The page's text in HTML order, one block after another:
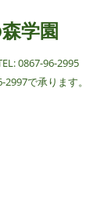
学園
0867-96-2995
で承ります。